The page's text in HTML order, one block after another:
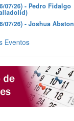
07/26) - Pedro Fidalgo
07/26) - Joshua Abston
Eventos